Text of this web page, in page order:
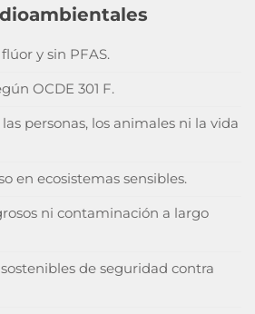
y sin PFAS.
OCDE 301 F.
personas, los animales ni la vida
en ecosistemas sensibles.
ni contaminación a largo
de seguridad contra